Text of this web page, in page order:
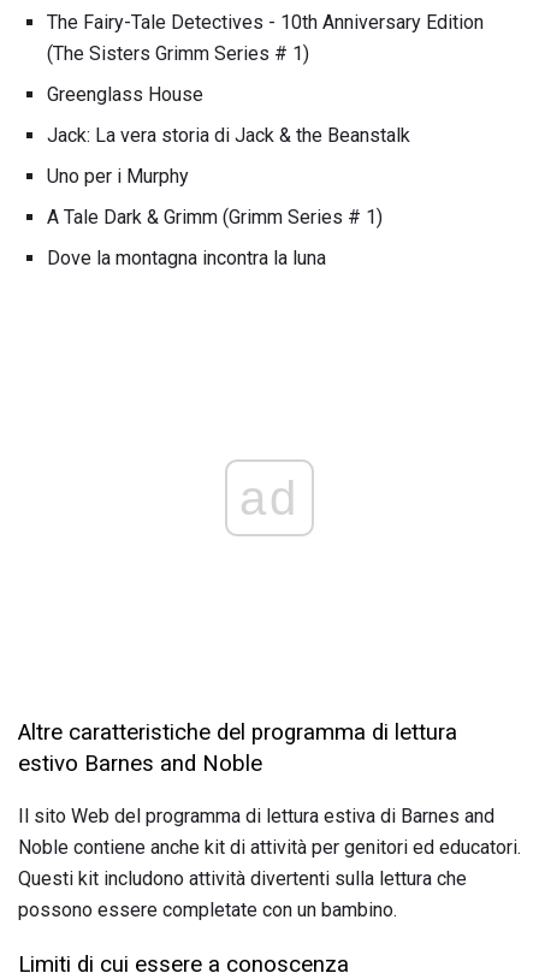
The Fairy-Tale Detectives - 10th Anniversary Edition
(The Sisters Grimm Series # 1)
Greenglass House
Jack: La vera storia di Jack & the Beanstalk
Uno per i Murphy
A Tale Dark & ​​Grimm (Grimm Series # 1)
Dove la montagna incontra la luna
ad
Altre caratteristiche del programma di lettura
estivo Barnes and Noble
Il sito Web del programma di lettura estiva di Barnes and
Noble contiene anche kit di attività per genitori ed educatori.
Questi kit includono attività divertenti sulla lettura che
possono essere completate con un bambino.
Limiti di cui essere a conoscenza